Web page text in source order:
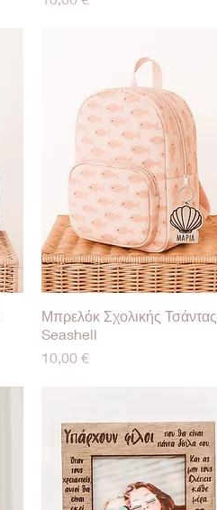
Γρήγορη προβολή
Μπρελόκ Σχολικής Τσάντας
Seashell
Τιμή
10,00 €